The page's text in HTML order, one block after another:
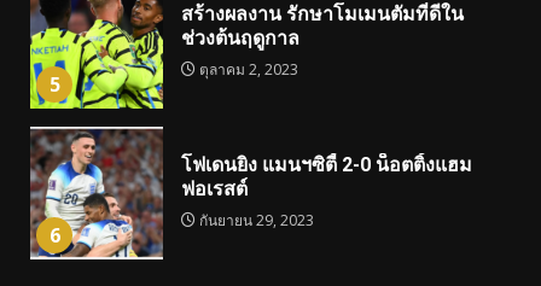
5
สร้างผลงาน รักษาโมเมนตัมที่ดีใน
ช่วงต้นฤดูกาล
ตุลาคม 2, 2023
6
โฟเดนยิง แมนฯซิตี้ 2-0 น็อตติ้งแฮม
ฟอเรสต์
กันยายน 29, 2023